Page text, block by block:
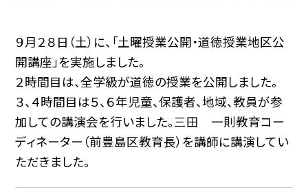
９月２８日（土）に、「土曜授業公開・道徳授業地区公
開講座」を実施しました。
２時間目は、全学級が道徳の授業を公開しました。
３、４時間目は５、６年児童、保護者、地域、教員が参
加しての講演会を行いました。三田 一則教育コー
ディネーター（前豊島区教育長）を講師に講演してい
ただきました。